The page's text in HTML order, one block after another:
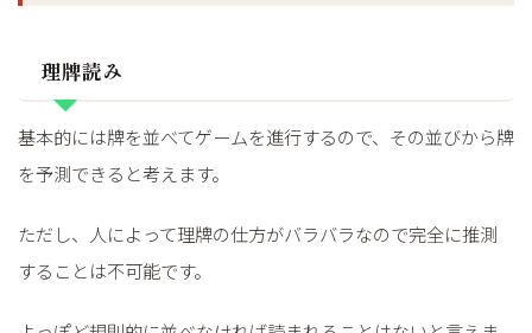
理牌読み
基本的には牌を並べてゲームを進行するので、その並びから牌
を予測できると考えます。
ただし、人によって理牌の仕方がバラバラなので完全に推測
することは不可能です。